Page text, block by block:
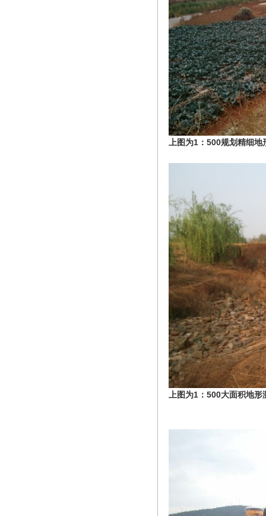
上图为1：500规划精细
上图为1：500大面积地